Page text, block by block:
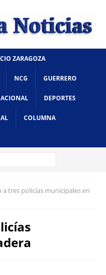
ZARAGOZA
NCG GUERRERO
DEPORTES
COLUMNA
a tres policías municipales en